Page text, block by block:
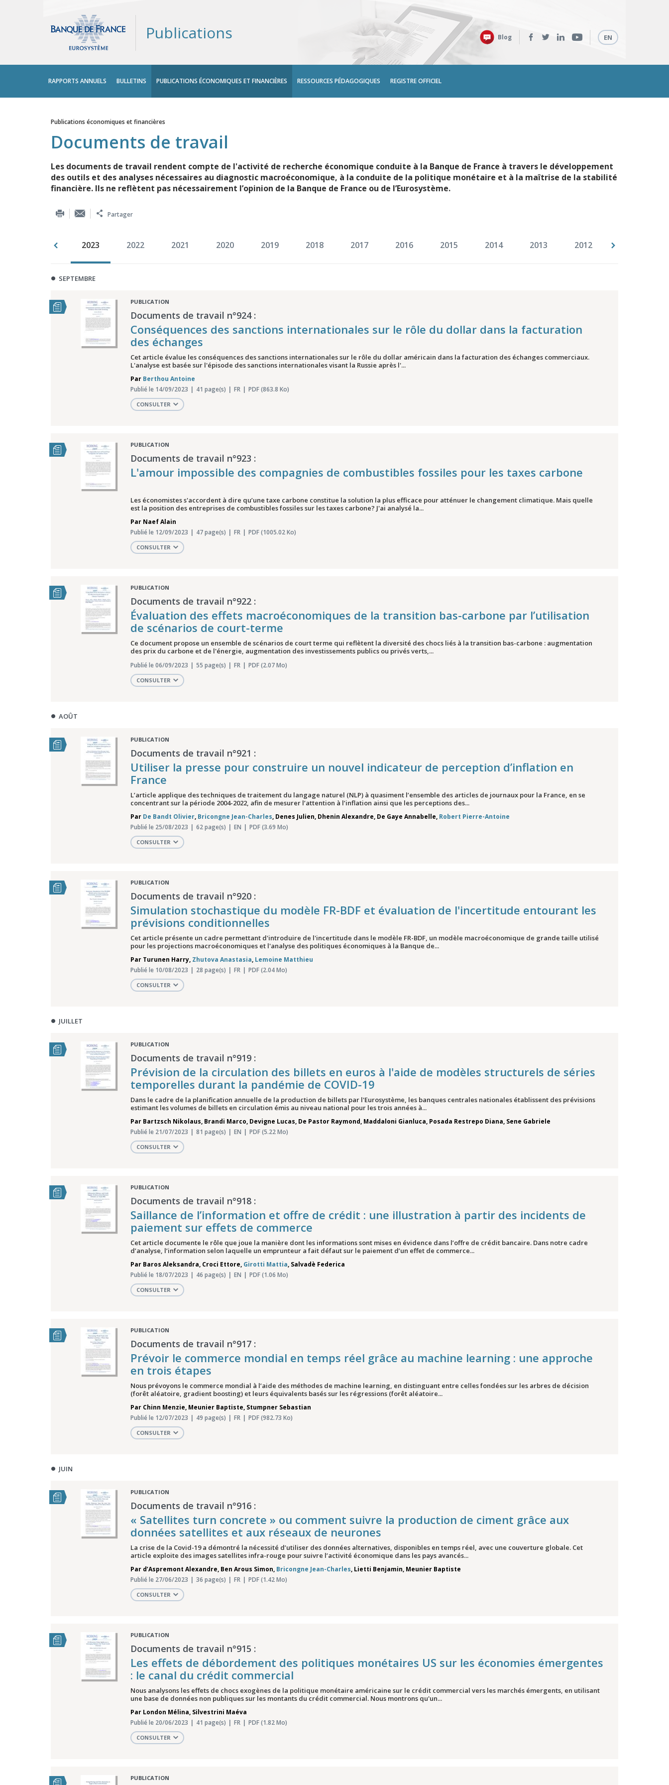
Publications
Retrouvez-
:
Blog Langues
EN
principal
RAPPORTS ANNUELS BULLETINS PUBLICATIONS ÉCONOMIQUES ET FINANCIÈRES RESSOURCES PÉDAGOGIQUES REGISTRE OFFICIEL
Vous êtes ici
Publications économiques et financières
Documents de travail
Les documents de travail rendent compte de l'activité de recherche économique conduite à la Banque de France à travers le développement
des outils et des analyses nécessaires au diagnostic macroéconomique, à la conduite de la politique monétaire et à la maîtrise de la stabilité
financière. Ils ne reflètent pas nécessairement l’opinion de la Banque de France ou de l’Eurosystème.
Partager
1994 2023 2022 2021 2020 2019 2018 2017 2016 2015 2014 2013 2012
SEPTEMBRE
PUBLICATION
Documents de travail n°924 :
Conséquences des sanctions internationales sur le rôle du dollar dans la facturation
des échanges
Cet article évalue les conséquences des sanctions internationales sur le rôle du dollar américain dans la facturation des échanges commerciaux.
L'analyse est basée sur l'épisode des sanctions internationales visant la Russie après l'...
Par Berthou Antoine
Publié le 14/09/2023
41 page(s) FR PDF (863.8 Ko)
CONSULTER
PUBLICATION
Documents de travail n°923 :
L'amour impossible des compagnies de combustibles fossiles pour les taxes carbone
Les économistes s'accordent à dire qu’une taxe carbone constitue la solution la plus efficace pour atténuer le changement climatique. Mais quelle
est la position des entreprises de combustibles fossiles sur les taxes carbone? J'ai analysé la...
Par Naef Alain
Publié le 12/09/2023
47 page(s) FR PDF (1005.02 Ko)
CONSULTER
PUBLICATION
Documents de travail n°922 :
Évaluation des effets macroéconomiques de la transition bas-carbone par l’utilisation
de scénarios de court-terme
Ce document propose un ensemble de scénarios de court terme qui reflètent la diversité des chocs liés à la transition bas-carbone : augmentation
des prix du carbone et de l'énergie, augmentation des investissements publics ou privés verts,...
Publié le 06/09/2023 55 page(s) FR PDF (2.07 Mo)
CONSULTER
AOÛT
PUBLICATION
Documents de travail n°921 :
Utiliser la presse pour construire un nouvel indicateur de perception d’inflation en
France
L’article applique des techniques de traitement du langage naturel (NLP) à quasiment l’ensemble des articles de journaux pour la France, en se
concentrant sur la période 2004-2022, afin de mesurer l’attention à l’inflation ainsi que les perceptions des...
Par De Bandt Olivier, Bricongne Jean-Charles, Denes Julien, Dhenin Alexandre, De Gaye Annabelle, Robert Pierre-Antoine
Publié le 25/08/2023
62 page(s) EN PDF (3.69 Mo)
CONSULTER
PUBLICATION
Documents de travail n°920 :
Simulation stochastique du modèle FR-BDF et évaluation de l'incertitude entourant les
prévisions conditionnelles
Cet article présente un cadre permettant d'introduire de l'incertitude dans le modèle FR-BDF, un modèle macroéconomique de grande taille utilisé
pour les projections macroéconomiques et l'analyse des politiques économiques à la Banque de...
Par Turunen Harry, Zhutova Anastasia, Lemoine Matthieu
Publié le 10/08/2023
28 page(s) FR PDF (2.04 Mo)
CONSULTER
JUILLET
PUBLICATION
Documents de travail n°919 :
Prévision de la circulation des billets en euros à l'aide de modèles structurels de séries
temporelles durant la pandémie de COVID-19
Dans le cadre de la planification annuelle de la production de billets par l'Eurosystème, les banques centrales nationales établissent des prévisions
estimant les volumes de billets en circulation émis au niveau national pour les trois années à...
Par Bartzsch Nikolaus, Brandi Marco, Devigne Lucas, De Pastor Raymond, Maddaloni Gianluca, Posada Restrepo Diana, Sene Gabriele
Publié le 21/07/2023
81 page(s) EN PDF (5.22 Mo)
CONSULTER
PUBLICATION
Documents de travail n°918 :
Saillance de l’information et offre de crédit : une illustration à partir des incidents de
paiement sur effets de commerce
Cet article documente le rôle que joue la manière dont les informations sont mises en évidence dans l’offre de crédit bancaire. Dans notre cadre
d’analyse, l’information selon laquelle un emprunteur a fait défaut sur le paiement d’un effet de commerce...
Par Baros Aleksandra, Croci Ettore, Girotti Mattia, Salvadè Federica
Publié le 18/07/2023
46 page(s) EN PDF (1.06 Mo)
CONSULTER
PUBLICATION
Documents de travail n°917 :
Prévoir le commerce mondial en temps réel grâce au machine learning : une approche
en trois étapes
Nous prévoyons le commerce mondial à l’aide des méthodes de machine learning, en distinguant entre celles fondées sur les arbres de décision
(forêt aléatoire, gradient boosting) et leurs équivalents basés sur les régressions (forêt aléatoire...
Par Chinn Menzie, Meunier Baptiste, Stumpner Sebastian
Publié le 12/07/2023
49 page(s) FR PDF (982.73 Ko)
CONSULTER
JUIN
PUBLICATION
Documents de travail n°916 :
« Satellites turn concrete » ou comment suivre la production de ciment grâce aux
données satellites et aux réseaux de neurones
La crise de la Covid-19 a démontré la nécessité d’utiliser des données alternatives, disponibles en temps réel, avec une couverture globale. Cet
article exploite des images satellites infra-rouge pour suivre l’activité économique dans les pays avancés...
Par d’Aspremont Alexandre, Ben Arous Simon, Bricongne Jean-Charles, Lietti Benjamin, Meunier Baptiste
Publié le 27/06/2023
36 page(s) FR PDF (1.42 Mo)
CONSULTER
PUBLICATION
Documents de travail n°915 :
Les effets de débordement des politiques monétaires US sur les économies émergentes
: le canal du crédit commercial
Nous analysons les effets de chocs exogènes de la politique monétaire américaine sur le crédit commercial vers les marchés émergents, en utilisant
une base de données non publiques sur les montants du crédit commercial. Nous montrons qu'un...
Par London Mélina, Silvestrini Maéva
Publié le 20/06/2023
41 page(s) FR PDF (1.82 Mo)
CONSULTER
PUBLICATION